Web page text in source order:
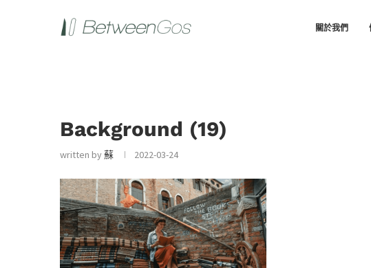
關於我們
Background (19)
written by蘇 2022-03-24